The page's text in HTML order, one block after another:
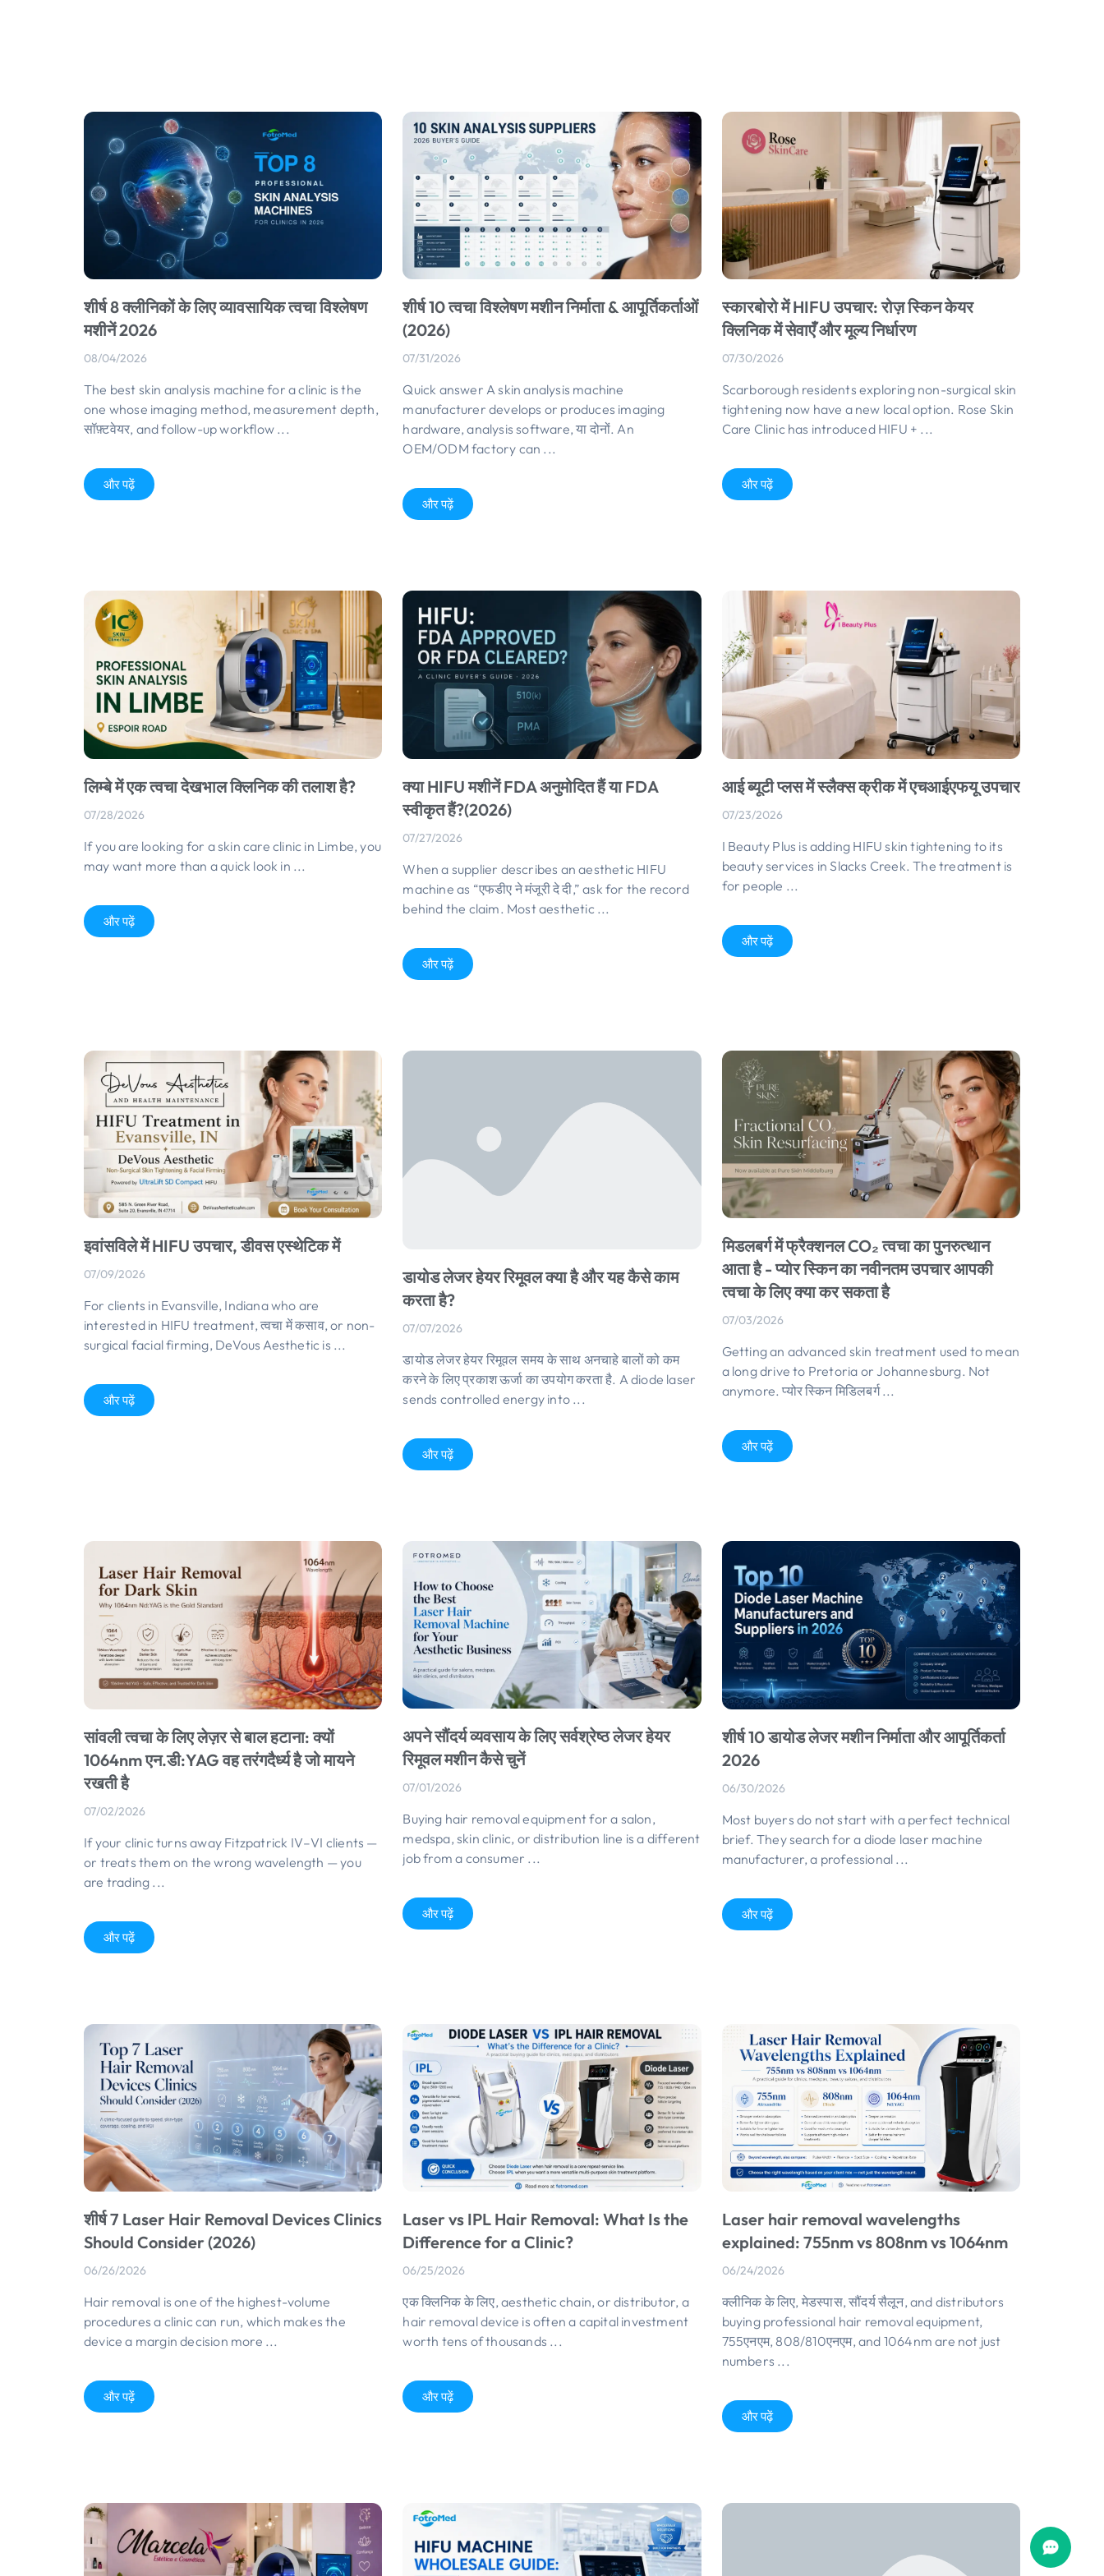
शीर्ष 8 क्लीनिकों के लिए व्यावसायिक त्वचा विश्लेषण
मशीनें 2026
08/04/2026
The best skin analysis machine for a clinic is the
one whose imaging method, measurement depth,
सॉफ़्टवेयर, and follow-up workflow ...
और पढ़ें
शीर्ष 10 त्वचा विश्लेषण मशीन निर्माता & आपूर्तिकर्ताओं
(2026)
07/31/2026
Quick answer A skin analysis machine
manufacturer develops or produces imaging
hardware,analysis software, या दोनों.An
OEM/ODM factory can ...
और पढ़ें
स्कारबोरो में HIFU उपचार: रोज़ स्किन केयर
क्लिनिक में सेवाएँ और मूल्य निर्धारण
07/30/2026
Scarborough residents exploring non-surgical skin
tightening now have a new local option. Rose Skin
Care Clinic has introduced HIFU + ...
और पढ़ें
लिम्बे में एक त्वचा देखभाल क्लिनिक की तलाश है?
07/28/2026
If you are looking for a skin care clinic in Limbe,you
may want more than a quick look in ...
और पढ़ें
क्या HIFU मशीनें FDA अनुमोदित हैं या FDA
स्वीकृत हैं?(2026)
07/27/2026
When a supplier describes an aesthetic HIFU
machine as “एफडीए ने मंजूरी दे दी,”ask for the record
behind the claim. Most aesthetic ...
और पढ़ें
आई ब्यूटी प्लस में स्लैक्स क्रीक में एचआईएफयू उपचार
07/23/2026
I Beauty Plus is adding HIFU skin tightening to its
beauty services in Slacks Creek.The treatment is
for people ...
और पढ़ें
इवांसविले में HIFU उपचार, डीवस एस्थेटिक में
07/09/2026
For clients in Evansville, Indiana who are
interested in HIFU treatment, त्वचा में कसाव,or non-
surgical facial firming, DeVous Aesthetic is ...
और पढ़ें
डायोड लेजर हेयर रिमूवल क्या है और यह कैसे काम
करता है?
07/07/2026
डायोड लेजर हेयर रिमूवल समय के साथ अनचाहे बालों को कम
करने के लिए प्रकाश ऊर्जा का उपयोग करता है. A diode laser
sends controlled energy into...
और पढ़ें
मिडलबर्ग में फ्रैक्शनल CO₂ त्वचा का पुनरुत्थान
आता है - प्योर स्किन का नवीनतम उपचार आपकी
त्वचा के लिए क्या कर सकता है
07/03/2026
Getting an advanced skin treatment used to mean
a long drive to Pretoria or Johannesburg. Not
anymore. प्योर स्किन मिडिलबर्ग ...
और पढ़ें
सांवली त्वचा के लिए लेज़र से बाल हटाना: क्यों
1064nm एन.डी:YAG वह तरंगदैर्ध्य है जो मायने
रखती है
07/02/2026
If your clinic turns away Fitzpatrick IV–VI clients —
or treats them on the wrong wavelength — you
are trading ...
और पढ़ें
अपने सौंदर्य व्यवसाय के लिए सर्वश्रेष्ठ लेजर हेयर
रिमूवल मशीन कैसे चुनें
07/01/2026
Buying hair removal equipment for a salon,
medspa, skin clinic, or distribution line is a different
job from a consumer ...
और पढ़ें
शीर्ष 10 डायोड लेजर मशीन निर्माता और आपूर्तिकर्ता
2026
06/30/2026
Most buyers do not start with a perfect technical
brief.They search for a diode laser machine
manufacturer,a professional ...
और पढ़ें
शीर्ष 7 Laser Hair Removal Devices Clinics
Should Consider(2026)
06/26/2026
Hair removal is one of the highest-volume
procedures a clinic can run, which makes the
device a margin decision more ...
और पढ़ें
Laser vs IPL Hair Removal:What Is the
Difference for a Clinic?
06/25/2026
एक क्लिनिक के लिए, aesthetic chain,or distributor, a
hair removal device is often a capital investment
worth tens of thousands ...
और पढ़ें
Laser hair removal wavelengths
explained: 755nm vs 808nm vs 1064nm
06/24/2026
क्लीनिक के लिए, मेडस्पास, सौंदर्य सैलून,and distributors
buying professional hair removal equipment,
755एनएम, 808/810एनएम,and 1064nm are not just
numbers ...
और पढ़ें